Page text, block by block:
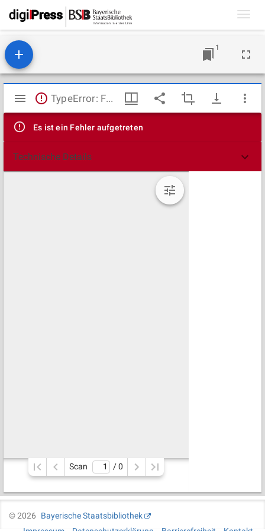
1
Mirador
Viewer
TypeError: Failed to fetch
Es ist ein Fehler aufgetreten
Technische Details
Scan / 0
©2026
Bayerische Staatsbibliothek